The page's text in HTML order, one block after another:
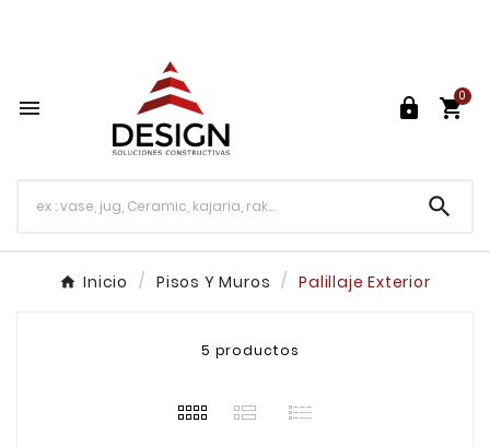
  
0

Inicio Pisos Y Muros Palillaje Exterior
5 productos